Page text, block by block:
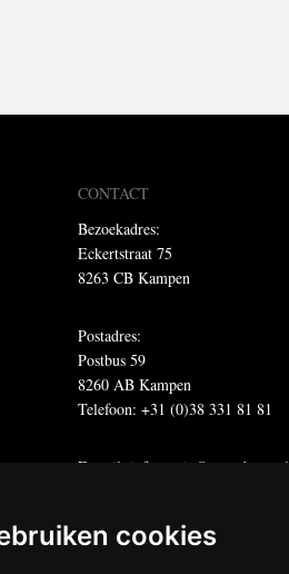
cookies
CONTACT
Bezoekadres:
Eckertstraat 75
8263 CB Kampen
Postadres:
Postbus 59
8260 AB Kampen
Telefoon: +31 (0)38 331 81 81
E-mail: informatie@metadecor.nl